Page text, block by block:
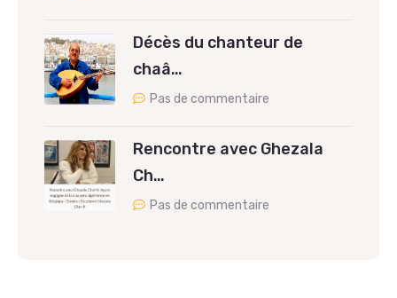
Décès du chanteur de
chaâ…
Pas de commentaire
Rencontre avec Ghezala
Ch…
Pas de commentaire